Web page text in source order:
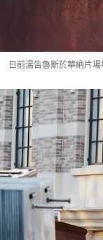
日前湯告魯斯於華納片